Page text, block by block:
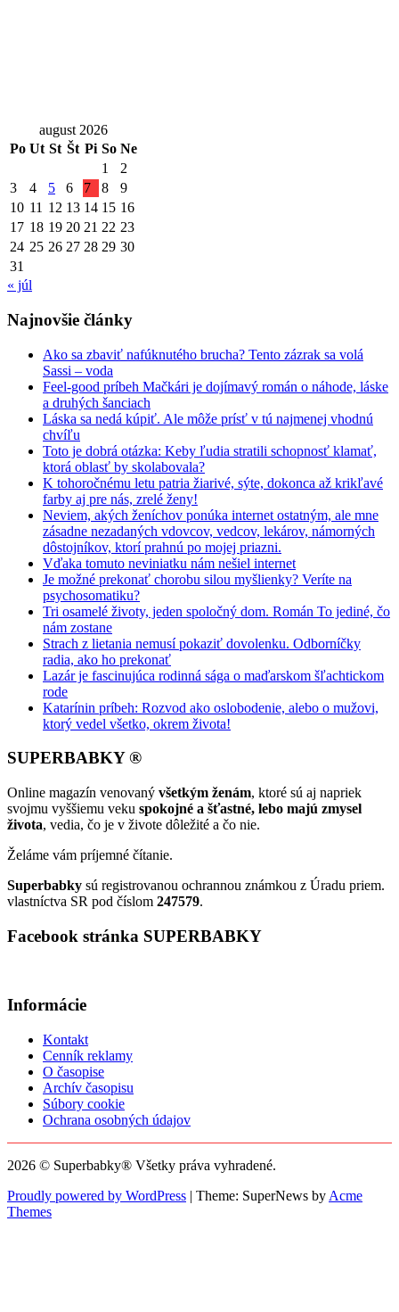
august 2026
Po Ut St Št Pi So Ne
1
2
3
4 5 6 7 8
9
10 11 12 13 14 15 16
17 18 19 20 21 22 23
24 25 26 27 28 29 30
31
« júl
Najnovšie články
Ako sa zbaviť nafúknutého brucha? Tento zázrak sa volá
Sassi – voda
Feel-good príbeh Mačkári je dojímavý román o náhode, láske
a druhých šanciach
Láska sa nedá kúpiť. Ale môže prísť v tú najmenej vhodnú
chvíľu
Toto je dobrá otázka: Keby ľudia stratili schopnosť klamať,
ktorá oblasť by skolabovala?
K tohoročnému letu patria žiarivé, sýte, dokonca až krikľavé
farby aj pre nás, zrelé ženy!
Neviem, akých ženíchov ponúka internet ostatným, ale mne
zásadne nezadaných vdovcov, vedcov, lekárov, námorných
dôstojníkov, ktorí prahnú po mojej priazni.
Vďaka tomuto neviniatku nám nešiel internet
Je možné prekonať chorobu silou myšlienky? Veríte na
psychosomatiku?
Tri osamelé životy, jeden spoločný dom. Román To jediné, čo
nám zostane
Strach z lietania nemusí pokaziť dovolenku. Odborníčky
radia, ako ho prekonať
Lazár je fascinujúca rodinná sága o maďarskom šľachtickom
rode
Katarínin príbeh: Rozvod ako oslobodenie, alebo o mužovi,
ktorý vedel všetko, okrem života!
SUPERBABKY ®
Online magazín venovaný všetkým ženám, ktoré sú aj napriek
svojmu vyššiemu veku spokojné a šťastné, lebo majú zmysel
života, vedia, čo je v živote dôležité a čo nie.
Želáme vám príjemné čítanie.
Superbabky sú registrovanou ochrannou známkou z Úradu priem.
vlastníctva SR pod číslom 247579.
Facebook stránka SUPERBABKY
Informácie
Kontakt
Cenník reklamy
O časopise
Archív časopisu
Súbory cookie
Ochrana osobných údajov
2026 © Superbabky® Všetky práva vyhradené.
Proudly powered by WordPress | Theme: SuperNews by Acme
Themes